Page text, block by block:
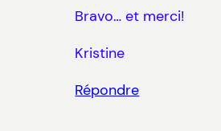
Bravo… et merci!
Kristine
Répondre